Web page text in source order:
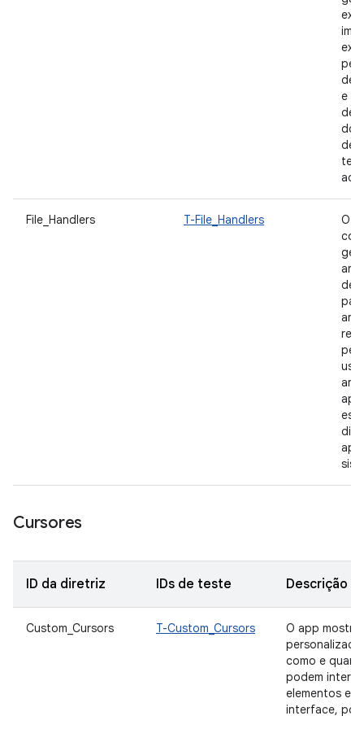
de
e
dos
de
ter
ao
File_Handlers T-File_Handlers
O
Cursores
ID da diretriz IDs de teste Descrição
Custom_Cursors T-Custom_Cursors
O app mostra
como e
podem
elementos e
interface, por